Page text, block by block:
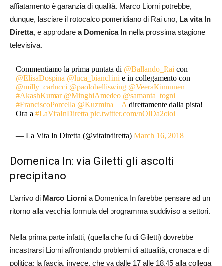
affiatamento è garanzia di qualità. Marco Liorni potrebbe,
dunque, lasciare il rotocalco pomeridiano di Rai uno, La vita In
Diretta, e approdare a Domenica In nella prossima stagione
televisiva.
Commentiamo la prima puntata di @Ballando_Rai con
@ElisaDospina @luca_bianchini e in collegamento con
@milly_carlucci @paolobelliswing @VeeraKinnunen
#AkashKumar @MinghiAmedeo @samanta_togni
#FranciscoPorcella @Kuzmina__Adirettamente dalla pista!
Ora a#LaVitaInDiretta pic.twitter.com/nOlDa2oioi
— La Vita In Diretta (@vitaindiretta)March 16, 2018
Domenica In: via Giletti gli ascolti
precipitano
L’arrivo di Marco Liorni a Domenica In farebbe pensare ad un
ritorno alla vecchia formula del programma suddiviso a settori.
Nella prima parte infatti, (quella che fu di Giletti) dovrebbe
incastrarsi Liorni affrontando problemi di attualità, cronaca e di
politica; la fascia, invece, che va dalle 17 alle 18.45 alla collega